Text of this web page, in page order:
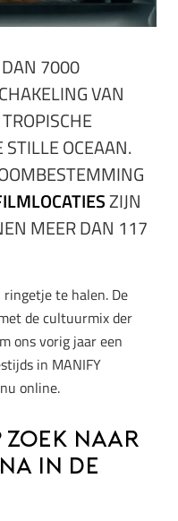
DAN 7000
VAN
OCEAAN.
ZIJN
MEER DAN 117
te halen. De
de cultuurmix der
ons vorig jaar een
in MANIFY
online.
zoek naar
in de